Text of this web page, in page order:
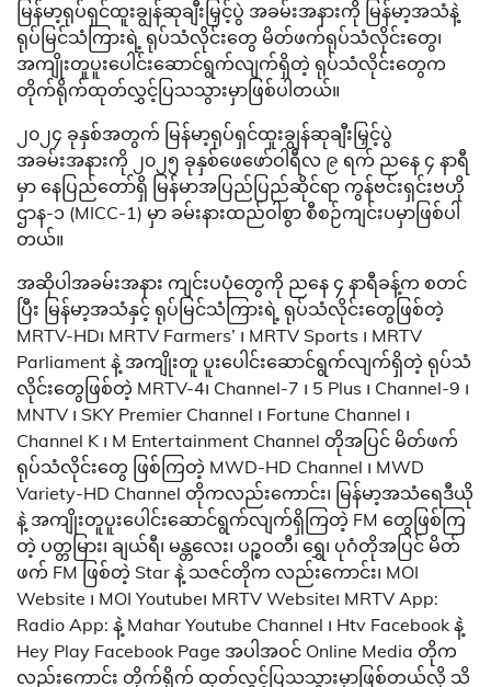
မြန်မာ့ရုပ်ရှင်ထူးချွန်ဆုချီးမြှင့်ပွဲ အခမ်းအနားကို မြန်မာ့အသံနဲ့
ရုပ်မြင်သံကြားရဲ့ ရုပ်သံလိုင်းတွေ မိတ်ဖက်ရုပ်သံလိုင်းတွေ၊
အကျိုးတူပူးပေါင်းဆောင်ရွက်လျက်ရှိတဲ့ ရုပ်သံလိုင်းတွေက
တိုက်ရိုက်ထုတ်လွှင့်ပြသသွားမှာဖြစ်ပါတယ်။
၂၀၂၄ ခုနှစ်အတွက် မြန်မာ့ရုပ်ရှင်ထူးချွန်ဆုချီးမြှင့်ပွဲ
အခမ်းအနားကို ၂၀၂၅ ခုနှစ်ဖေဖော်ဝါရီလ ၉ ရက် ညနေ ၄ နာရီ
မှာ နေပြည်တော်ရှိ မြန်မာအပြည်ပြည်ဆိုင်ရာ ကွန်ဗင်းရှင်းဗဟို
ဌာန-၁ (MICC-1) မှာ ခမ်းနားထည်ဝါစွာ စီစဉ်ကျင်းပမှာဖြစ်ပါ
တယ်။
အဆိုပါအခမ်းအနား ကျင်းပပုံတွေကို ညနေ ၄ နာရီခန့်က စတင်
ပြီး မြန်မာ့အသံနှင့် ရုပ်မြင်သံကြားရဲ့ ရုပ်သံလိုင်းတွေဖြစ်တဲ့
MRTV-HD၊ MRTV Farmers’ ၊ MRTV Sports ၊ MRTV
Parliament နဲ့ အကျိုးတူ ပူးပေါင်းဆောင်ရွက်လျက်ရှိတဲ့ ရုပ်သံ
လိုင်းတွေဖြစ်တဲ့ MRTV-4၊ Channel-7 ၊ 5 Plus ၊ Channel-9 ၊
MNTV ၊ SKY Premier Channel ၊ Fortune Channel ၊
Channel K ၊ M Entertainment Channel တိုအပြင် မိတ်ဖက်
ရုပ်သံလိုင်းတွေ ဖြစ်ကြတဲ့ MWD-HD Channel ၊ MWD
Variety-HD Channel တိုကလည်းကောင်း၊ မြန်မာ့အသံရေဒီယို
နဲ့ အကျိုးတူပူးပေါင်းဆောင်ရွက်လျက်ရှိကြတဲ့ FM တွေဖြစ်ကြ
တဲ့ ပတ္တမြား၊ ချယ်ရီ၊ မန္တလေး၊ ပဉ္စဝတီ၊ ရွှေ၊ ပုဂံတိုအပြင် မိတ်
ဖက် FM ဖြစ်တဲ့ Star နဲ့ သဇင်တိုက လည်းကောင်း၊ MOI
Website ၊ MOI Youtube၊ MRTV Website၊ MRTV App:
Radio App: နဲ့ Mahar Youtube Channel ၊ Htv Facebook နဲ့
Hey Play Facebook Page အပါအဝင် Online Media တိုက
လည်းကောင်း တိုက်ရိုက် ထုတ်လွှင့်ပြသသွားမှာဖြစ်တယ်လို သိ